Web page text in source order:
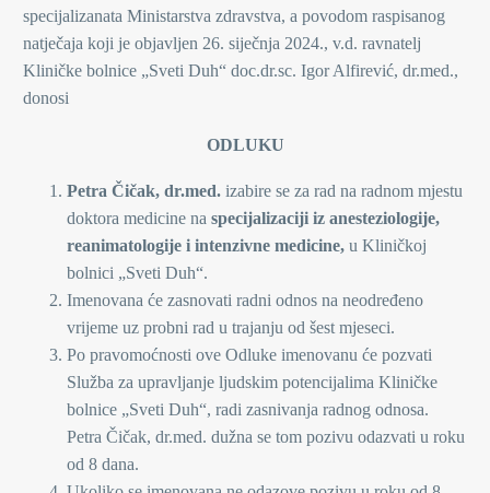
specijalizanata Ministarstva zdravstva, a povodom raspisanog
natječaja koji je objavljen 26. siječnja 2024., v.d. ravnatelj
Kliničke bolnice „Sveti Duh“ doc.dr.sc. Igor Alfirević, dr.med.,
donosi
ODLUKU
Petra Čičak, dr.med. izabire se za rad na radnom mjestu
doktora medicine na specijalizaciji iz anesteziologije,
reanimatologije i intenzivne medicine, u Kliničkoj
bolnici „Sveti Duh“.
Imenovana će zasnovati radni odnos na neodređeno
vrijeme uz probni rad u trajanju od šest mjeseci.
Po pravomoćnosti ove Odluke imenovanu će pozvati
Služba za upravljanje ljudskim potencijalima Kliničke
bolnice „Sveti Duh“, radi zasnivanja radnog odnosa.
Petra Čičak, dr.med. dužna se tom pozivu odazvati u roku
od 8 dana.